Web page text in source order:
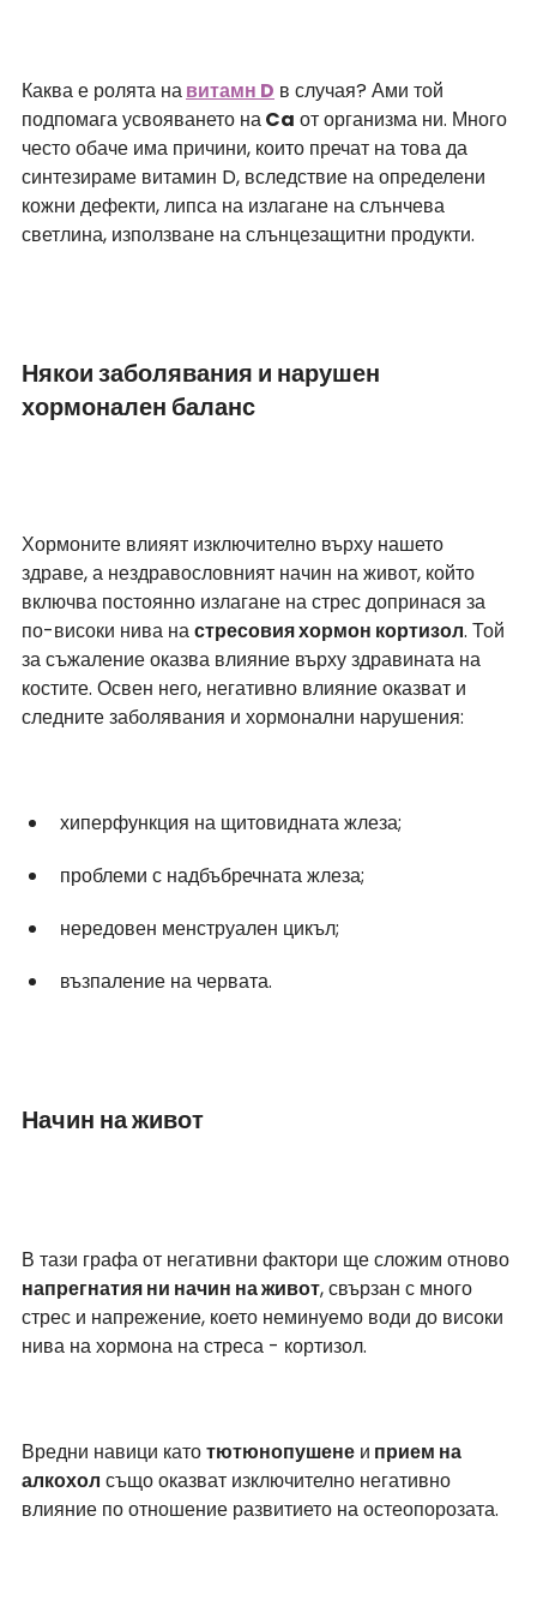
Каква е ролята навитамн D в случая? Ами той
подпомага усвояването на Ca от организма ни. Много
често обаче има причини, които пречат на това да
синтезираме витамин D, вследствие на определени
кожни дефекти, липса на излагане на слънчева
светлина, използване на слънцезащитни продукти.
Някои заболявания и нарушен
хормонален баланс
Хормоните влияят изключително върху нашето
здраве, а нездравословният начин на живот, който
включва постоянно излагане на стрес допринася за
по-високи нива на стресовия хормон кортизол. Той
за съжаление оказва влияние върху здравината на
костите. Освен него, негативно влияние оказват и
следните заболявания и хормонални нарушения:
хиперфункция на щитовидната жлеза;
проблеми с надбъбречната жлеза;
нередовен менструален цикъл;
възпаление на червата.
Начин на живот
В тази графа от негативни фактори ще сложим отново
напрегнатия ни начин на живот, свързан с много
стрес и напрежение, което неминуемо води до високи
нива на хормона на стреса - кортизол.
Вредни навици като тютюнопушене и прием на
алкохол също оказват изключително негативно
влияние по отношение развитието на остеопорозата.